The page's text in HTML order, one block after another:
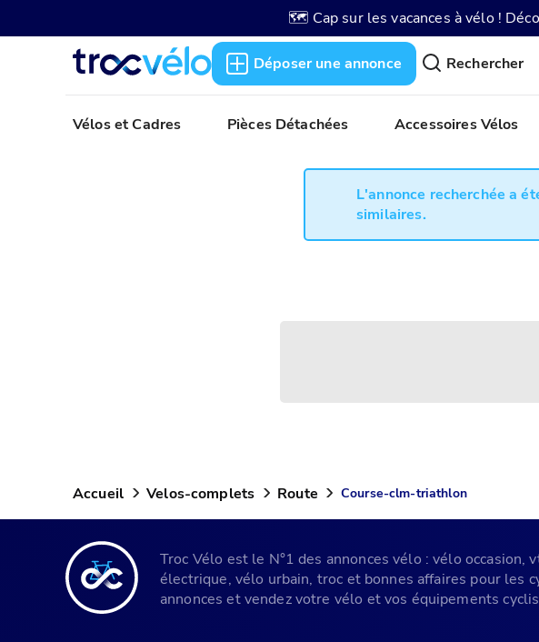
🗺️ Cap sur les vacances à vélo !
Déposer une annonce Rechercher
Vélos et Cadres Pièces Détachées Accessoires Vélos
L'annonce recherchée a
similaires.
Accueil Velos-complets Route Course-clm-triathlon
Troc Vélo est le N°1 des annonces vélo : vélo
électrique, vélo urbain, troc et bonnes affaires pour les
annonces et vendez votre vélo et vos équipements